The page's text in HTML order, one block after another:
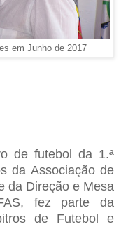
em Junho de 2017
de futebol da 1.ª
da Associação de
da Direção e Mesa
fez parte da
de Futebol e